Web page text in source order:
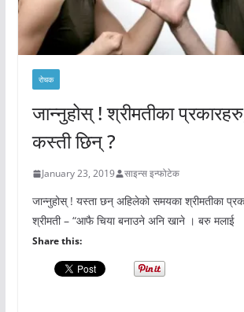
रोचक
जान्नुहोस् ! श्रीमतीका
कस्ती छिन् ?
January 23, 2019 साइन्स इन्फोटेक
जान्नुहोस् ! यस्ता छन् अहिलेको समयका श्रीमतीका
श्रीमती – “आफै चिया बनाउने अनि खाने । बरु मलाई
Share this: